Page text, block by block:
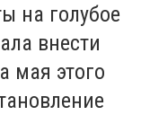
на голубое
внести
мая этого